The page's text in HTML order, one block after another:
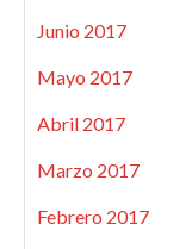
Junio 2017
Mayo 2017
Abril 2017
Marzo 2017
Febrero 2017